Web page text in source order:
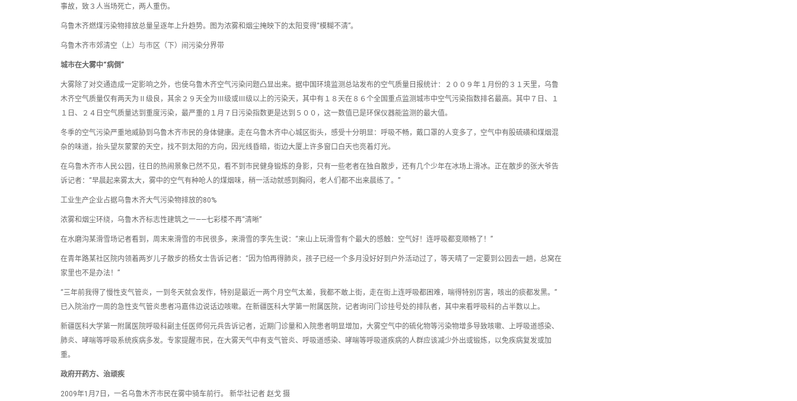
事故，致３人当场死亡，两人重伤。
乌鲁木齐燃煤污染物排放总量呈逐年上升趋势。图为浓雾和烟尘掩映下的太阳变得“模糊不清”。
乌鲁木齐市郊清空（上）与市区（下）间污染分界带
城市在大雾中“病倒”
大雾除了对交通造成一定影响之外，也使乌鲁木齐空气污染问题凸显出来。据中国环境监测总站发布的空气质量日报统计：２００９年１月份的３１天里，乌鲁
木齐空气质量仅有两天为Ⅱ级良，其余２９天全为Ⅲ级或Ⅲ级以上的污染天，其中有１８天在８６个全国重点监测城市中空气污染指数排名最高。其中７日、１
１日、２４日空气质量达到重度污染，最严重的１月７日污染指数更是达到５００，这一数值已是环保仪器能监测的最大值。
冬季的空气污染严重地威胁到乌鲁木齐市民的身体健康。走在乌鲁木齐中心城区街头，感受十分明显：呼吸不畅，戴口罩的人变多了，空气中有股硫磺和煤烟混
杂的味道，抬头望灰蒙蒙的天空，找不到太阳的方向，因光线昏暗，街边大厦上许多窗口白天也亮着灯光。
在乌鲁木齐市人民公园，往日的热闹景象已然不见，看不到市民健身锻炼的身影，只有一些老者在独自散步，还有几个少年在冰场上滑冰。正在散步的张大爷告
诉记者：“早晨起来雾太大，雾中的空气有种呛人的煤烟味，稍一活动就感到胸闷，老人们都不出来晨练了。”
工业生产企业占据乌鲁木齐大气污染物排放的80%
浓雾和烟尘环绕，乌鲁木齐标志性建筑之一——七彩楼不再“清晰”
在水磨沟某滑雪场记者看到，周末来滑雪的市民很多，来滑雪的李先生说：“来山上玩滑雪有个最大的感触：空气好！连呼吸都变顺畅了！”
在青年路某社区院内领着两岁儿子散步的杨女士告诉记者：“因为怕再得肺炎，孩子已经一个多月没好好到户外活动过了，等天晴了一定要到公园去一趟，总窝在
家里也不是办法！”
“三年前我得了慢性支气管炎，一到冬天就会发作，特别是最近一两个月空气太差，我都不敢上街，走在街上连呼吸都困难，喘得特别厉害，咳出的痰都发黑。”
已入院治疗一周的急性支气管炎患者冯嘉伟边说话边咳嗽。在新疆医科大学第一附属医院，记者询问门诊挂号处的排队者，其中来看呼吸科的占半数以上。
新疆医科大学第一附属医院呼吸科副主任医师何元兵告诉记者，近期门诊量和入院患者明显增加，大雾空气中的硫化物等污染物增多导致咳嗽、上呼吸道感染、
肺炎、哮喘等呼吸系统疾病多发。专家提醒市民，在大雾天气中有支气管炎、呼吸道感染、哮喘等呼吸道疾病的人群应该减少外出或锻炼，以免疾病复发或加
重。
政府开药方、治顽疾
2009年1月7日，一名乌鲁木齐市民在雾中骑车前行。 新华社记者 赵戈 摄